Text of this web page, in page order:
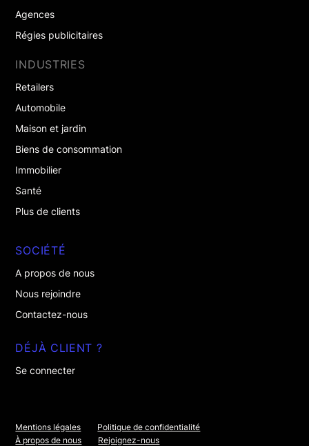
Agences
Régies publicitaires
INDUSTRIES
Retailers
Automobile
Maison et jardin
Biens de consommation
Immobilier
Santé
Plus de clients
SOCIÉTÉ
A propos de nous
Nous rejoindre
Contactez-nous
DÉJÀ CLIENT ?
Se connecter
Mentions légales
Politique de confidentialité
À propos de nous
Rejoignez-nous